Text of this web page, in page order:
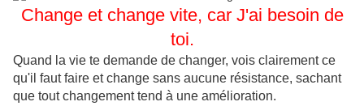
Change et change vite, car J'ai besoin de
toi.
Quand la vie te demande de changer, vois clairement ce
qu'il faut faire et change sans aucune résistance, sachant
que tout changement tend à une amélioration.